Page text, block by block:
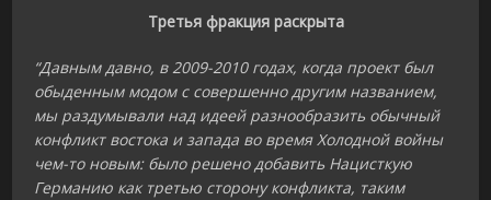
Третья фракция раскрыта
“Давным давно, в 2009-2010 годах, когда проект был
обыденным модом с совершенно другим названием,
мы раздумывали над идеей разнообразить обычный
конфликт востока и запада во время Холодной войны
чем-то новым: было решено добавить Нацисткую
Германию как третью сторону конфликта, таким